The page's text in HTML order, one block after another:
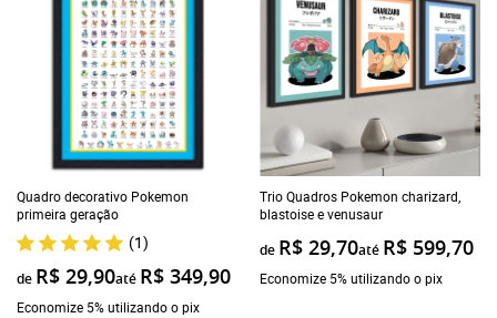
Quadro decorativo Pokemon
primeira geração
(1)
de R$ 29,90até R$ 349,90
Economize 5% utilizando o pix
Trio Quadros Pokemon charizard,
blastoise e venusaur
de R$ 29,70até R$ 599,70
Economize 5% utilizando o pix